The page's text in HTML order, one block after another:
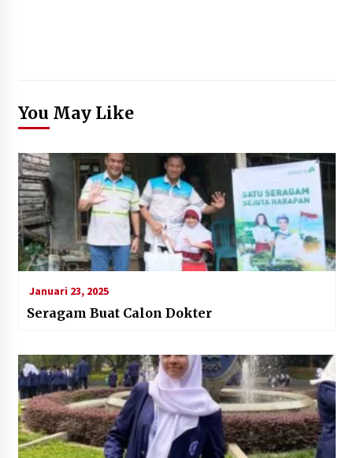
You May Like
Januari 23, 2025
Seragam Buat Calon Dokter